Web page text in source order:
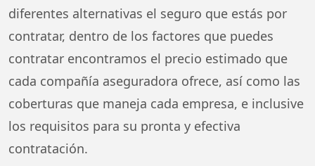
diferentes alternativas el seguro que estás por
contratar, dentro de los factores que puedes
contratar encontramos el precio estimado que
cada compañía aseguradora ofrece, así como las
coberturas que maneja cada empresa, e inclusive
los requisitos para su pronta y efectiva
contratación.